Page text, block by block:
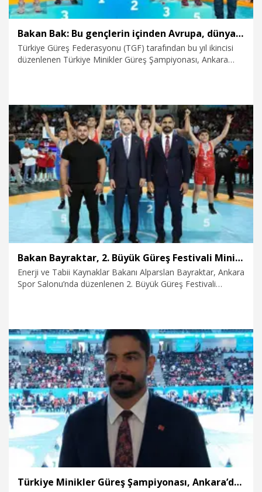
Bakan Bak: Bu gençlerin içinden Avrupa, dünya ve olimpiyat şampiyonları çıkacak
Türkiye Güreş Federasyonu (TGF) tarafından bu yıl ikincisi
düzenlenen Türkiye Minikler Güreş Şampiyonası, Ankara
ve olimpiyat şampiyonları çıkacak. Çünkü güreş bizim ata
sporumuz. Türkiye'nin ata sporunda çok daha büyük
başarılar elde edeceğine inanıyoruz" dedi.
22.07.2026
Bakan Bayraktar, 2. Büyük Güreş Festivali Minikler Şampiyonası’nda sporcularla bir araya geldi
Enerji ve Tabii Kaynaklar Bakanı Alparslan Bayraktar, Ankara
Spor Salonu’nda düzenlenen 2. Büyük Güreş Festivali
20.07.2026 Politika
Türkiye Minikler Güreş Şampiyonası, Ankara’da devam ediyor